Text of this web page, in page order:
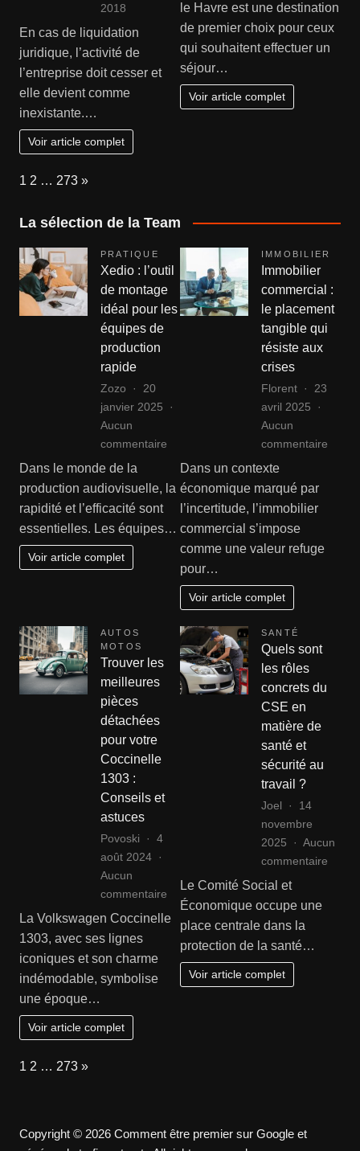
2018
En cas de liquidation
juridique, l’activité de
l’entreprise doit cesser et
elle devient comme
inexistante.…
Voir article complet
le Havre est une destination
de premier choix pour ceux
qui souhaitent effectuer un
séjour…
Voir article complet
Page:
1 2 … 273 Next
»
La sélection de la Team
PRATIQUE
Xedio : l’outil
de montage
idéal pour les
équipes de
production
rapide
Zozo
20
janvier 2025
Aucun
commentairesur
Xedio
montage
idéal
pour
les
équipes
production
rapide
Dans le monde de la
production audiovisuelle, la
rapidité et l’efficacité sont
essentielles. Les équipes…
Voir article complet
IMMOBILIER
Immobilier
commercial :
le placement
tangible qui
résiste aux
crises
Florent
23
avril 2025
Aucun
commentaire
Dans un contexte
économique marqué par
l’incertitude, l’immobilier
commercial s’impose
comme une valeur refuge
pour…
Voir article complet
AUTOS
MOTOS
Trouver les
meilleures
pièces
détachées
pour votre
Coccinelle
1303 :
Conseils et
astuces
Povoski
4
août 2024
Aucun
commentairesur
Trouver
meilleures
pièces
détachées
astuces
La Volkswagen Coccinelle
1303, avec ses lignes
iconiques et son charme
indémodable, symbolise
une époque…
Voir article complet
SANTÉ
Quels sont
les rôles
concrets du
CSE en
matière de
santé et
sécurité au
travail ?
Joel
14
novembre
2025
Aucun
commentaire
Le Comité Social et
Économique occupe une
place centrale dans la
protection de la santé…
Voir article complet
Page:
1 2 … 273 Next
»
Copyright © 2026 Comment être premier sur Google et